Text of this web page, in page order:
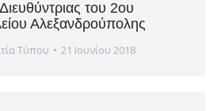
του 2ου
Αλεξανδρούπολης
Τύπου 21 Ιουνίου 2018